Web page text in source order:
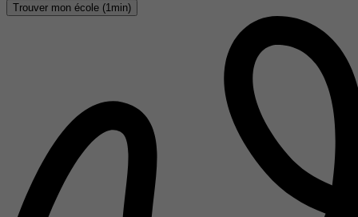
Trouver mon école (1min)